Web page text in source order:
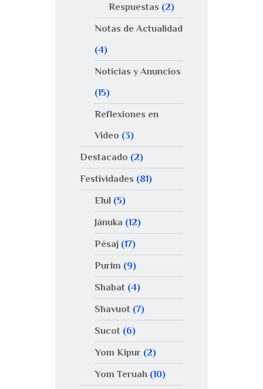
Respuestas (2)
Notas de Actualidad
(4)
Noticias y Anuncios
(15)
Reflexiones en
Video (3)
Destacado (2)
Festividades (81)
Elul(5)
Jánuka (12)
Pésaj(17)
Purim (9)
Shabat(4)
Shavuot(7)
Sucot(6)
Yom Kipur(2)
Yom Teruah (10)